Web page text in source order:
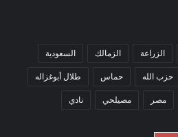
الزراعة الزمالك السعودية
حزب الله حماس طلال أبوغزاله
مصر مصيلحي نادي